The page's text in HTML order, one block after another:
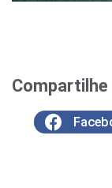
Compartilhe